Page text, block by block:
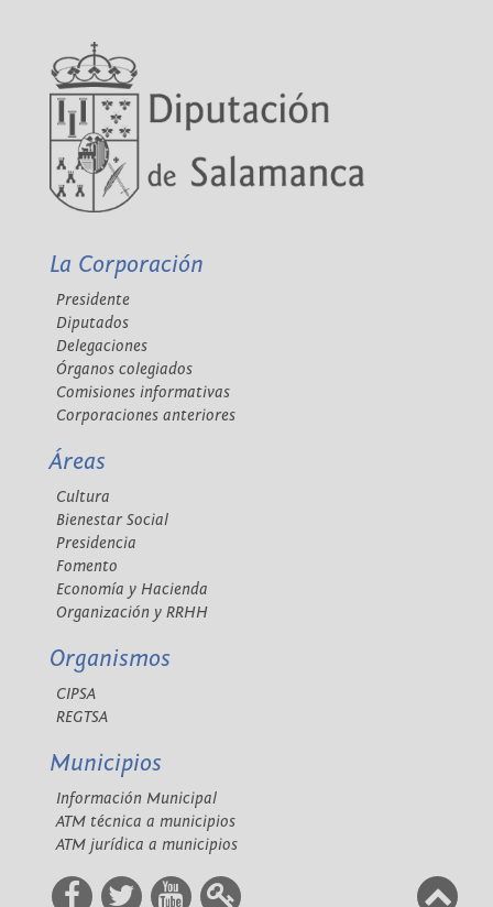
La Corporación
Presidente
Diputados
Delegaciones
Órganos colegiados
Comisiones informativas
Corporaciones anteriores
Áreas
Cultura
Bienestar Social
Presidencia
Fomento
Economía y Hacienda
Organización y RRHH
Organismos
CIPSA
REGTSA
Municipios
Información Municipal
ATM técnica a municipios
ATM jurídica a municipios